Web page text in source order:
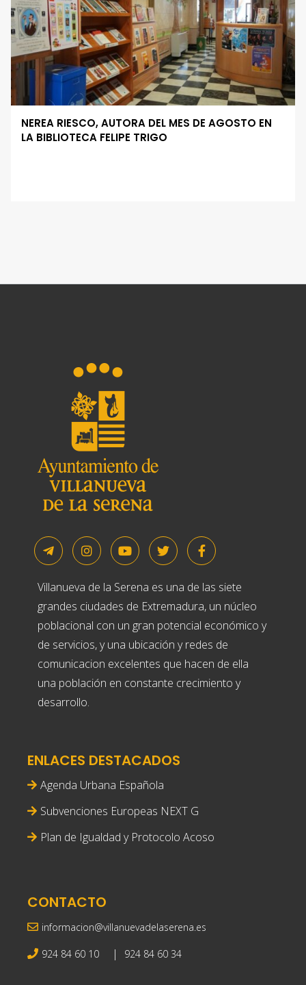
NEREA RIESCO, AUTORA DEL MES DE AGOSTO EN
LA BIBLIOTECA FELIPE TRIGO
Villanueva de la Serena es una de las siete
grandes ciudades de Extremadura, un núcleo
poblacional con un gran potencial económico y
de servicios, y una ubicación y redes de
comunicacion excelentes que hacen de ella
una población en constante crecimiento y
desarrollo.
ENLACES DESTACADOS
Agenda Urbana Española
Subvenciones Europeas NEXT G
Plan de Igualdad y Protocolo Acoso
CONTACTO
informacion@villanuevadelaserena.es
924 84 60 10 | 924 84 60 34